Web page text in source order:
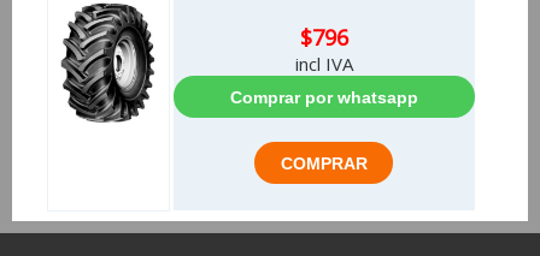
$796
incl IVA